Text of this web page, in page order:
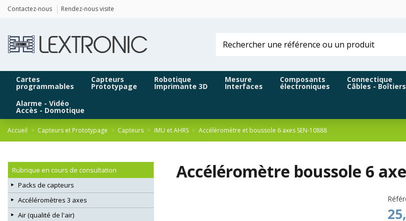
Contactez-nous Rendez-nous visite
Cartes
programmables
Capteurs
Prototypage
Robotique
Imprimante 3D
Mesure
Interfaces
Composants
électroniques
Connectique
Câbles - Boîtiers
Alarme - Vidéo
Accès - Domotique
Accueil Capteurs et Prototypage Capteurs IMU et AHRS Accéléromètre et boussole 6 axes SEN-10888
Accéléromètre boussole 6
Rubrique en cours de consultation
Packs de capteurs
Accéléromètres 3 axes
Air (qualité de l'air)
Panneau de gestion des cookies